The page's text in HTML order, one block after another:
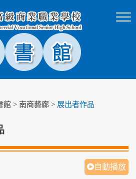
館 > 南商藝廊 > 展出者作品
自動播放